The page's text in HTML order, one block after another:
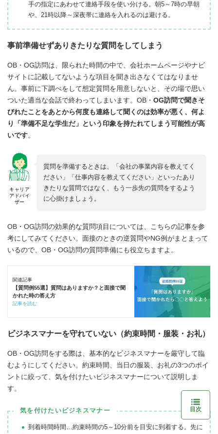
手の指定にあわせて連絡手段を使い分ける。朝5～7時の早朝
や、21時以降～深夜帯に連絡を入れるのは避ける。
事前準備せずありきたりな質問をしてしまう
OB・OG訪問は、限られた時間の中で、会社ホームページやナビ
サイトに記載してないような項目を聞き出さなくてはなりませ
ん。事前に下調べをして想定質問を用意しないと、その場で思い
ついた適当な会話で終わってしまいます。OB・ OG訪問で聞きそ
びれたことをあとから何度も連絡して聞くのは効率が悪く、何よ
り「準備不足な学生だ」という印象を持たれてしまう可能性が高
いです。
キャリア
アドバイ
ザー
質問を準備するときは、「会社の事業内容を教えてく
ださい」「仕事内容を教えてください」といったあり
きたりな質問ではなく、もう一歩先の質問をするよう
に心掛けましょう。
OB・OG訪問の効果的な質問項目については、こちらの記事を参
考にしてみてください。面接のときの逆質問やNG例がまとまって
いるので、OB・OG訪問の質問準備にも役立ちますよ。
関連記事
【質問例55選】質問はありますか？と面接で聞
かれた時の答え方
記事を読む
ビジネスマナーを守れていない（約束時間・服装・お礼）
OB・OG訪問をする際は、基本的なビジネスマナーを厳守して臨
むようにしてください。約束時間、当日の服装、お礼の3つのポイ
ントに絞って、気を付けたいビジネスマナーについて説明しま
す。
気を付けたいビジネスマナー
到着時間時間…約束時間の5～10分前を目安に到着する。先に
目次